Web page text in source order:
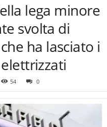
lega minore
svolta di
ha lasciato i
54 0